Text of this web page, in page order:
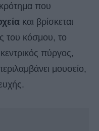
που
και βρίσκεται
του κόσμου, το
πύργος,
μουσείο,